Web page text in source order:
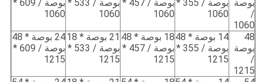
بوصة
/
1060
بوصة / 355 *
1060
بوصة / 457 *
1060
بوصة / 533 *
1060
بوصة / 609 *
1060
48
بوصة
/
1215
14 بوصة * 48
بوصة / 355 *
1215
18 بوصة * 48
بوصة / 457 *
1215
21 بوصة * 18
بوصة / 533 *
1215
24 بوصة * 48
بوصة / 609 *
1215